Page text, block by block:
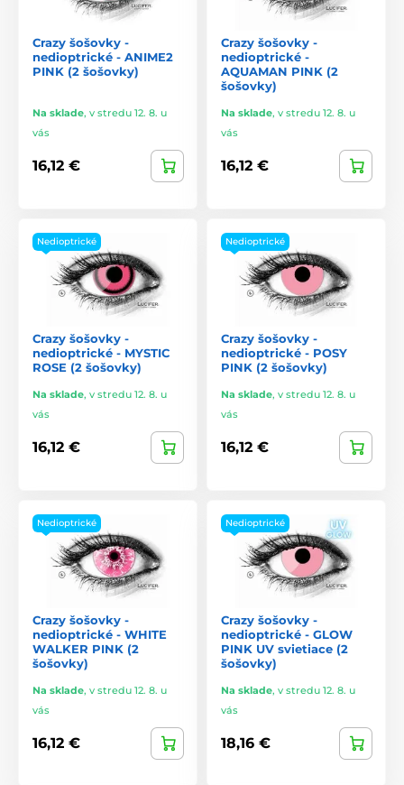
Crazy šošovky -
nedioptrické - ANIME2
PINK (2 šošovky)
Na sklade, v stredu 12. 8. u
vás
16,12 €
Crazy šošovky -
nedioptrické -
AQUAMAN PINK (2
šošovky)
Na sklade, v stredu 12. 8. u
vás
16,12 €
Nedioptrické
Crazy šošovky -
nedioptrické - MYSTIC
ROSE (2 šošovky)
Na sklade, v stredu 12. 8. u
vás
16,12 €
Nedioptrické
Crazy šošovky -
nedioptrické - POSY
PINK (2 šošovky)
Na sklade, v stredu 12. 8. u
vás
16,12 €
Nedioptrické
Crazy šošovky -
nedioptrické - WHITE
WALKER PINK (2
šošovky)
Na sklade, v stredu 12. 8. u
vás
16,12 €
Nedioptrické
Crazy šošovky -
nedioptrické - GLOW
PINK UV svietiace (2
šošovky)
Na sklade, v stredu 12. 8. u
vás
18,16 €